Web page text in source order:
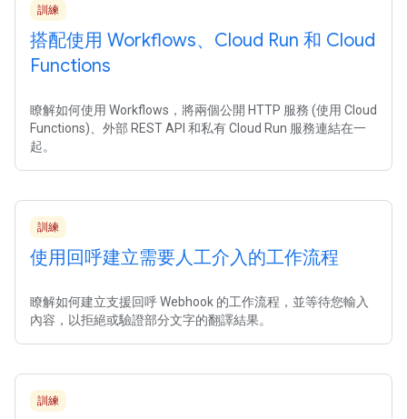
訓練
搭配使用 Workflows、Cloud Run 和 Cloud
Functions
瞭解如何使用 Workflows，將兩個公開 HTTP 服務 (使用 Cloud
Functions)、外部 REST API 和私有 Cloud Run 服務連結在一
起。
訓練
使用回呼建立需要人工介入的工作流程
瞭解如何建立支援回呼 Webhook 的工作流程，並等待您輸入
內容，以拒絕或驗證部分文字的翻譯結果。
訓練